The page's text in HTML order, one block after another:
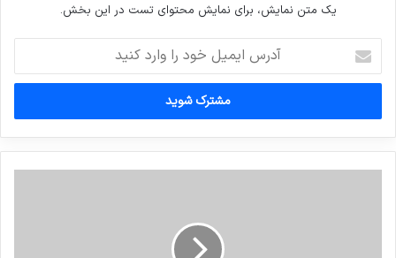
یک متن نمایش، برای نمایش محتوای تست در این بخش.
ایمیل
خود
وارد
کنید